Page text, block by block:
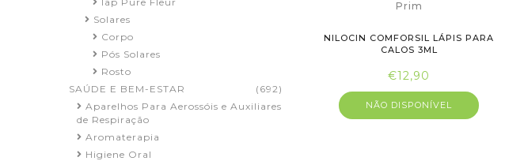
Solares
Corpo
Pós Solares
Rosto
SAÚDE E BEM-ESTAR
(692)
Aparelhos Para Aerossóis e Auxiliares
de Respiração
Aromaterapia
Higiene Oral
Prim
NILOCIN COMFORSIL LÁPIS PARA
CALOS 3ML
€12,90
NÃO DISPONÍVEL